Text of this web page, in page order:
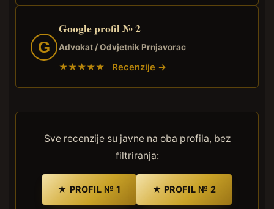
G
Google profil № 2
Advokat / Odvjetnik Prnjavorac
★★★★★ Recenzije →
Sve recenzije su javne na oba profila, bez
filtriranja:
★ PROFIL № 1 ★ PROFIL № 2